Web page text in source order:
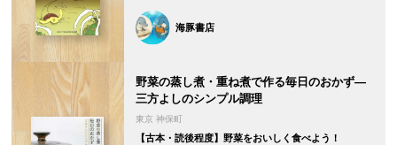
海豚書店
野菜の蒸し煮・重ね煮で作る毎日のおかず―
三方よしのシンプル調理
東京 神保町
【古本・読後程度】野菜をおいしく食べよう！